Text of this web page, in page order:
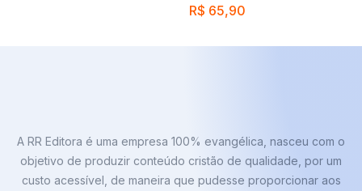
R$ 65,90
A RR Editora é uma empresa 100% evangélica, nasceu com o
objetivo de produzir conteúdo cristão de qualidade, por um
custo acessível, de maneira que pudesse proporcionar aos